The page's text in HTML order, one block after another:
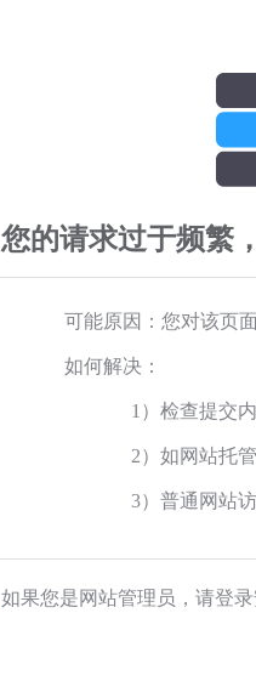
您的请求过于频繁
可能原因：您对该页
如何解决：
1）检查提交
2）如网站托
3）普通网站
如果您是网站管理员，请登